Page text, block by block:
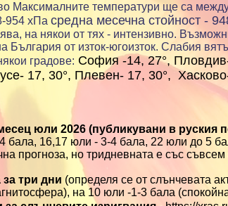
Максималните температури ще са
954 хПа средна месечна стойност -
на някои от тях - интензивно.
България от изток-югоизток. Слабия
градове: София -14, 27°,
17, 30°, Плевен- 17, 30°,
юли 2026 (публикувани в руския
бала, 16,17 юли - 3-4 бала, 22 юли до 5
прогноза, но тридневната е със
за три дни (определя се от слънчевата
), на 10 юли -1-3 бала (